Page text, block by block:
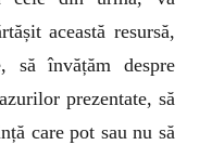
această resursă,
să învățăm despre
prezentate, să
care pot sau nu să